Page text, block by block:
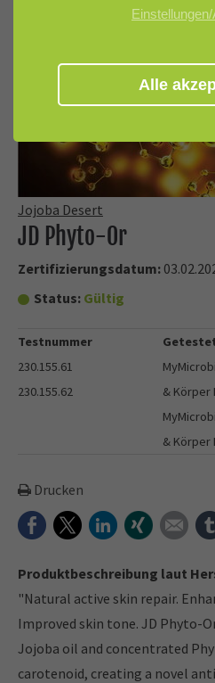
Jojoba Desert
JD Phyto-Or
Zertifizierungsdatum:
Status: Gültig
Testnummer
230.155.61
230.155.62
& Körper
& Körper
Drucken
FacebookTwitterLinkedInXing E-
Produktbeschreibung laut
"Natural active skin repair.
Improved skin tone. JD Phyto-
Jojoba oil and concentrated
carotenoid, creating a novel